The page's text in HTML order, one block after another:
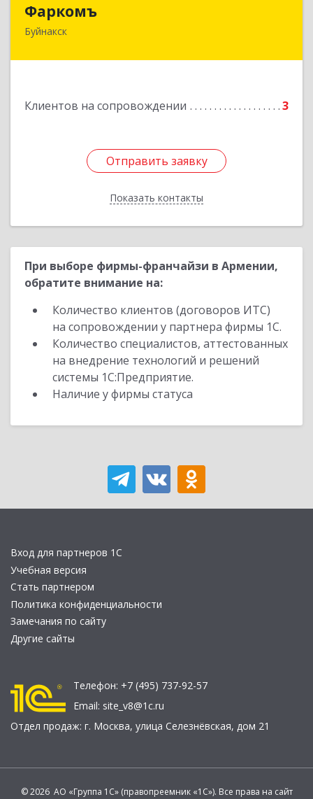
Фаркомъ
Буйнакск
Клиентов на сопровождении 3
Отправить заявку
Показать контакты
Отправить заявку
Назад
При выборе фирмы-франчайзи в Армении,
обратите внимание на:
Количество клиентов (договоров ИТС)
на сопровождении у партнера фирмы 1С.
Количество специалистов, аттестованных
на внедрение технологий и решений
системы 1С:Предприятие.
Наличие у фирмы статуса
Вход для партнеров 1С
Учебная версия
Стать партнером
Политика конфиденциальности
Замечания по сайту
Другие сайты
Телефон: +7 (495) 737-92-57
Email: site_v8@1c.ru
Отдел продаж: г. Москва, улица Селезнёвская, дом 21
© 2026 АО «Группа 1С» (правопреемник «1С»). Все права на сайт